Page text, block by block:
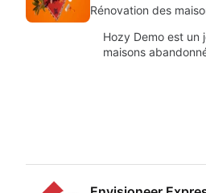
Rénovation des
Hozy Demo est un
maisons